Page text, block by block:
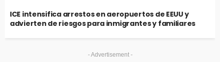
ICE intensifica arrestos en aeropuertos de EEUU y
advierten de riesgos para inmigrantes y familiares
- Advertisement -